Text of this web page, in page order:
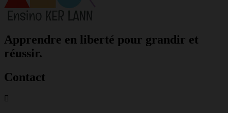
Apprendre en liberté pour grandir et
réussir.
Contact